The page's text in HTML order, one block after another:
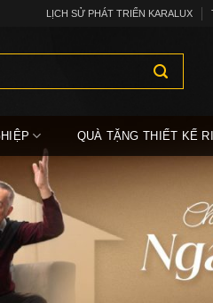
LỊCH SỬ PHÁT TRIỂN KARALUX
QUÀ TẶNG THIẾT KẾ